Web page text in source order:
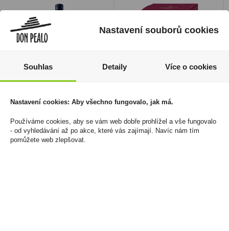
Aperol 1l 11%
409 Kč
Cena za:1 ks
Marcipánové
cappuccino v krabičce
220g (10x22g)
Nastavení souborů cookies
Souhlas Detaily Více o cookies
Nastavení cookies: Aby všechno fungovalo, jak má.
Používáme cookies, aby se vám web dobře prohlížel a vše fungovalo
- od vyhledávání až po akce, které vás zajímají. Navíc nám tím
pomůžete web zlepšovat.